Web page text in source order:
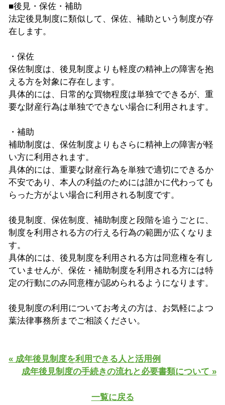
■後見・保佐・補助
法定後見制度に類似して、保佐、補助という制度が存
在します。
・保佐
保佐制度は、後見制度よりも軽度の精神上の障害を抱
える方を対象に存在します。
具体的には、日常的な買物程度は単独でできるが、重
要な財産行為は単独でできない場合に利用されます。
・補助
補助制度は、保佐制度よりもさらに精神上の障害が軽
い方に利用されます。
具体的には、重要な財産行為を単独で適切にできるか
不安であり、本人の利益のためには誰かに代わっても
らった方がよい場合に利用される制度です。
後見制度、保佐制度、補助制度と段階を追うごとに、
制度を利用される方の行える行為の範囲が広くなりま
す。
具体的には、後見制度を利用される方は同意権を有し
ていませんが、保佐・補助制度を利用される方には特
定の行動にのみ同意権が認められるようになります。
後見制度の利用についてお考えの方は、お気軽によつ
葉法律事務所までご相談ください。
« 成年後見制度を利用できる人と活用例
成年後見制度の手続きの流れと必要書類について »
一覧に戻る